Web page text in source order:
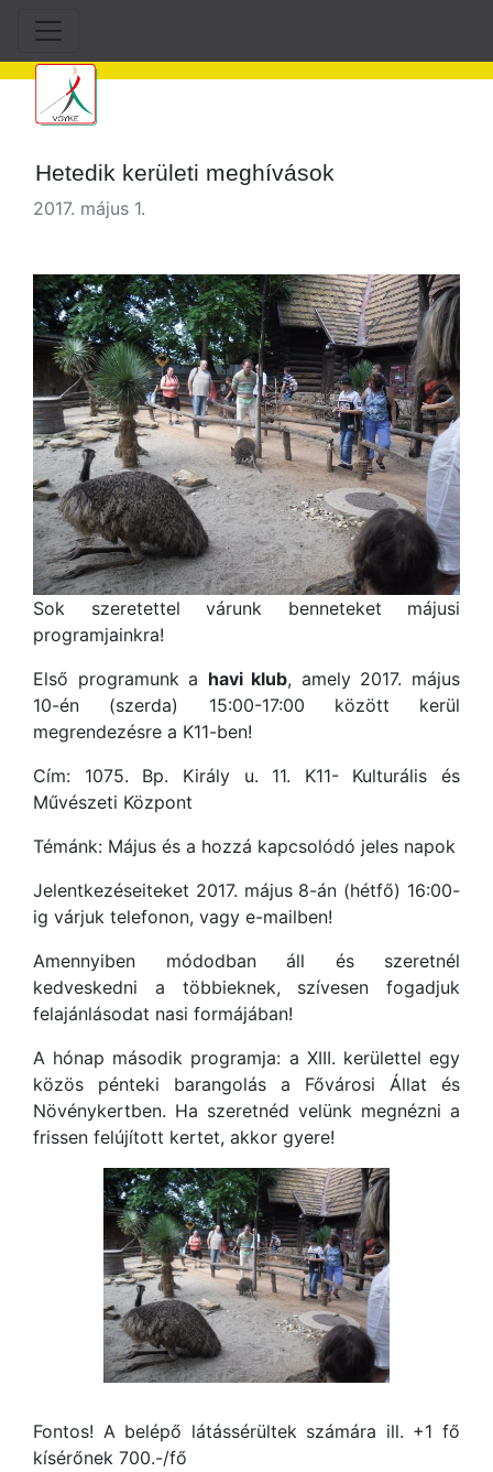
Hetedik kerületi meghívások
2017. május 1.
Sok szeretettel várunk benneteket májusi
programjainkra!
Első programunk a havi klub, amely 2017. május
10-én (szerda) 15:00-17:00 között kerül
megrendezésre a K11-ben!
Cím: 1075. Bp. Király u. 11. K11- Kulturális és
Művészeti Központ
Témánk: Május és a hozzá kapcsolódó jeles napok
Jelentkezéseiteket 2017. május 8-án (hétfő) 16:00-
ig várjuk telefonon, vagy e-mailben!
Amennyiben módodban áll és szeretnél
kedveskedni a többieknek, szívesen fogadjuk
felajánlásodat nasi formájában!
A hónap második programja: a XIII. kerülettel egy
közös pénteki barangolás a Fővárosi Állat és
Növénykertben. Ha szeretnéd velünk megnézni a
frissen felújított kertet, akkor gyere!
Fontos! A belépő látássérültek számára ill. +1 fő
kísérőnek 700.-/fő